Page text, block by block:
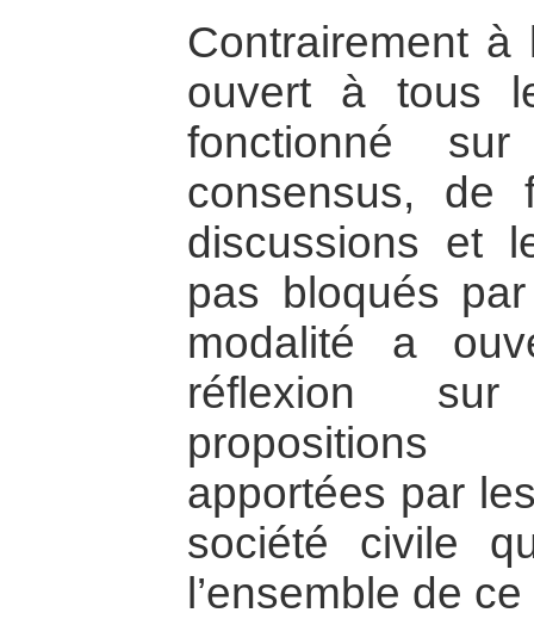
Contrairement à
ouvert à tous
fonctionné
consensus,
discussions et
pas bloqués
modalité a
réflexion
propositions
apportées par
société civile
l’ensemble de